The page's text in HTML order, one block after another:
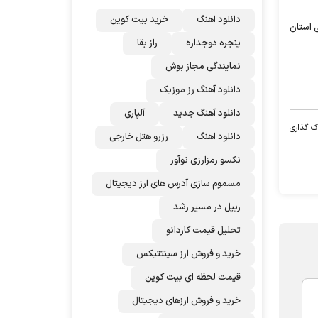
استان
گذاری
دانلود اهنگ
خرید بیت کوین
پنجره دوجداره
راز بقا
نمایندگی مجاز بوش
دانلود آهنگ رز‌ موزیک
دانلود آهنگ جدید
آلپاری
دانلود اهنگ
رزرو هتل خارجی
نکسو رمزارزی نوآور
مسموم سازی آدرس های ارز دیجیتال
ریپل در مسیر رشد
تحلیل قیمت کاردانو
خرید و فروش ارز سینتتیکس
قیمت لحظه ای بیت کوین
خرید و فروش ارزهای دیجیتال